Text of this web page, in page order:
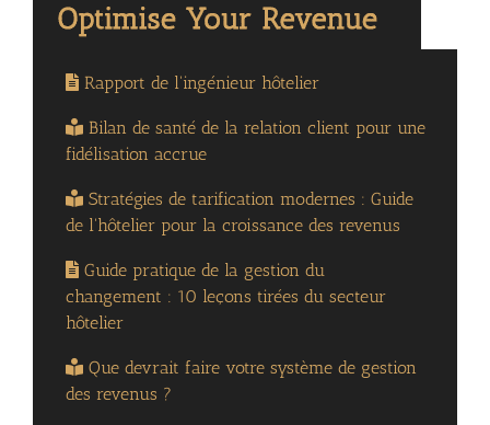
Rapport de l'ingénieur hôtelier
Bilan de santé de la relation client pour une
fidélisation accrue
Stratégies de tarification modernes : Guide
de l'hôtelier pour la croissance des revenus
Guide pratique de la gestion du
changement : 10 leçons tirées du secteur
hôtelier
Que devrait faire votre système de gestion
des revenus ?